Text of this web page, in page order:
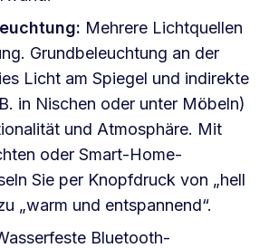
Mehrere Lichtquellen
Grundbeleuchtung an der
Licht am Spiegel und indirekte
in Nischen oder unter Möbeln)
und Atmosphäre. Mit
oder Smart-Home-
Sie per Knopfdruck von „hell
„warm und entspannend“.
Bluetooth-